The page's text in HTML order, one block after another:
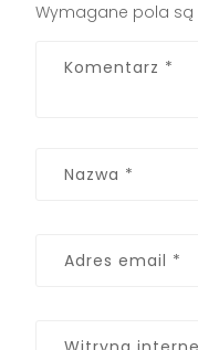
Wymagane pola są